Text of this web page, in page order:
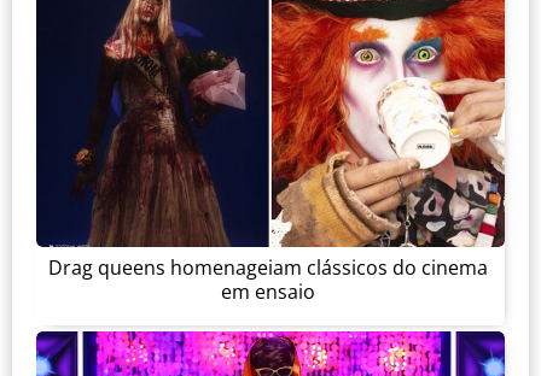
Drag queens homenageiam clássicos do cinema
em ensaio